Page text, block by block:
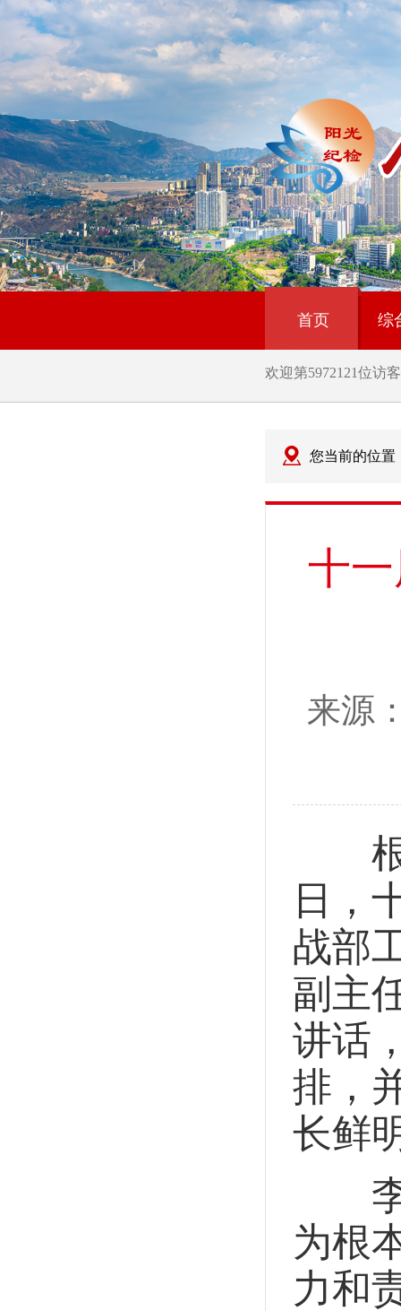
首页 综
欢迎第5972121位访客
您当前的位置
十
来源
根
日，
战部
副主
讲话
排，
长鲜
李
为根
力和